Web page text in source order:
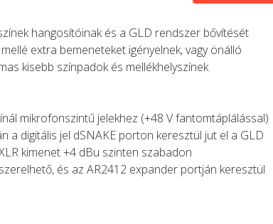
hangosítóinak és a GLD rendszer bővítését
extra bemeneteket igényelnek, vagy önálló
kisebb színpadok és mellékhelyszínek
mikrofonszintű jelekhez (+48 V fantomtáplálással)
a digitális jel dSNAKE porton keresztül jut el a GLD
kimenet +4 dBu szinten szabadon
és az AR2412 expander portján keresztül